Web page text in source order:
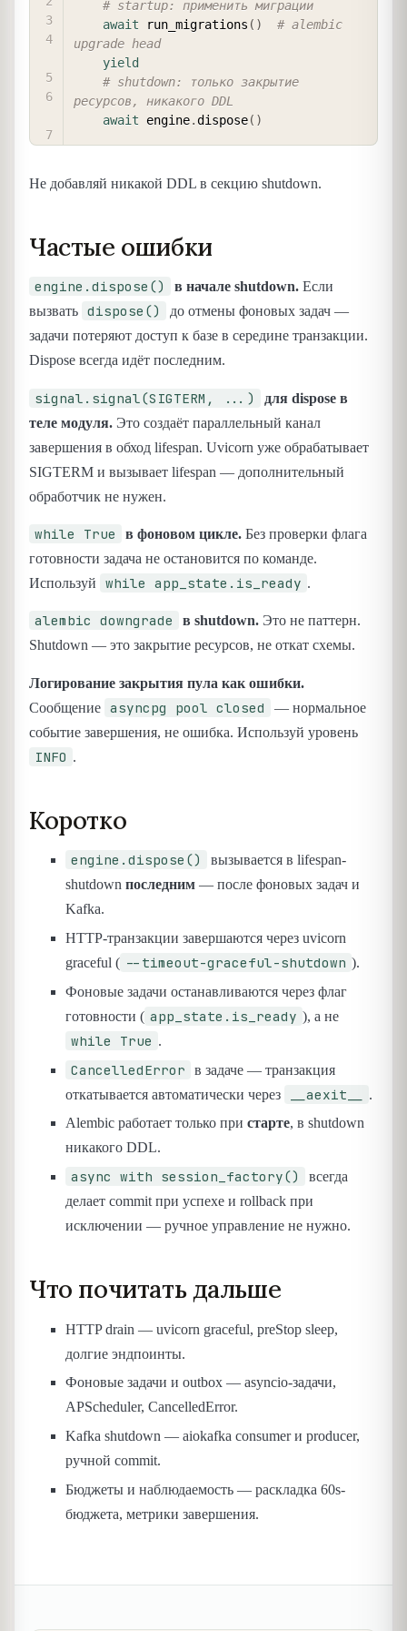
# startup: применить миграции
await run_migrations ( )
# alembic
upgrade head
yield
# shutdown: только закрытие
ресурсов, никакого DDL
await engine.dispose( )
Не добавляй никакой DDL в секцию shutdown.
Частые ошибки
engine.dispose() в начале shutdown. Если
вызвать dispose()
до отмены фоновых задач —
задачи потеряют доступ к базе в середине транзакции.
Dispose всегда идёт последним.
signal.signal(SIGTERM, ...)
для dispose в
теле модуля. Это создаёт параллельный канал
завершения в обход lifespan. Uvicorn уже обрабатывает
SIGTERM и вызывает lifespan — дополнительный
обработчик не нужен.
while True в фоновом цикле. Без проверки флага
готовности задача не остановится по команде.
Используй
while app_state.is_ready .
alembic downgrade в shutdown. Это не паттерн.
Shutdown — это закрытие ресурсов, не откат схемы.
Логирование закрытия пула как ошибки.
Сообщение asyncpg pool closed
— нормальное
событие завершения, не ошибка. Используй уровень
INFO .
Коротко
engine.dispose()
вызывается в lifespan-
shutdown последним — после фоновых задач и
Kafka.
HTTP-транзакции завершаются через uvicorn
graceful ( --timeout-graceful-shutdown ).
Фоновые задачи останавливаются через флаг
готовности ( app_state.is_ready ), а не
while True .
CancelledError
в задаче — транзакция
откатывается автоматически через
__aexit__
.
Alembic работает только при старте, в shutdown
никакого DDL.
async with session_factory()
всегда
делает commit при успехе и rollback при
исключении — ручное управление не нужно.
Что почитать дальше
HTTP drain — uvicorn graceful, preStop sleep,
долгие эндпоинты.
Фоновые задачи и outbox — asyncio-задачи,
APScheduler, CancelledError.
Kafka shutdown — aiokafka consumer и producer,
ручной commit.
Бюджеты и наблюдаемость — раскладка 60s-
бюджета, метрики завершения.